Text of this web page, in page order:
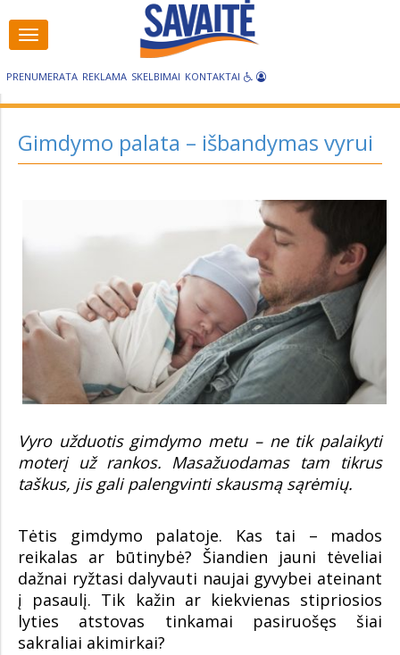
PRENUMERATA REKLAMA SKELBIMAI KONTAKTAI
Visos
kategorijos
Gimdymo palata – išbandymas vyrui
Vyro užduotis gimdymo metu – ne tik palaikyti
moterį už rankos. Masažuodamas tam tikrus
taškus, jis gali palengvinti skausmą sąrėmių.
Tėtis gimdymo palatoje. Kas tai – mados
reikalas ar būtinybė? Šiandien jauni tėveliai
dažnai ryžtasi dalyvauti naujai gyvybei ateinant
į pasaulį. Tik kažin ar kiekvienas stipriosios
lyties atstovas tinkamai pasiruošęs šiai
sakraliai akimirkai?
Visos
kategorijos